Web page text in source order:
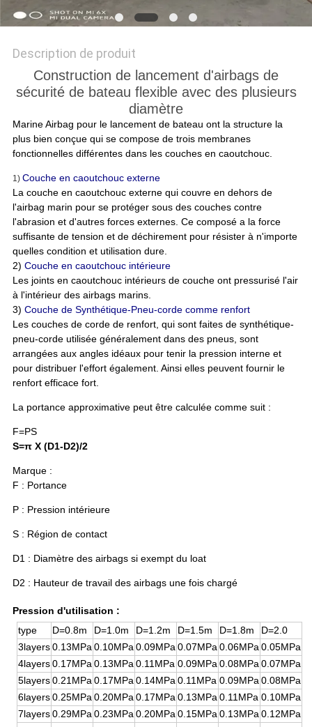
Description de produit
Construction de lancement d'airbags de
sécurité de bateau flexible avec des plusieurs
diamètre
Marine Airbag pour le lancement de bateau ont la structure la
plus bien conçue qui se compose de trois membranes
fonctionnelles différentes dans les couches en caoutchouc.
1) Couche en caoutchouc externe
La couche en caoutchouc externe qui couvre en dehors de
l'airbag marin pour se protéger sous des couches contre
l'abrasion et d'autres forces externes. Ce composé a la force
suffisante de tension et de déchirement pour résister à n'importe
quelles condition et utilisation dure.
2) Couche en caoutchouc intérieure
Les joints en caoutchouc intérieurs de couche ont pressurisé l'air
à l'intérieur des airbags marins.
3) Couche de Synthétique-Pneu-corde comme renfort
Les couches de corde de renfort, qui sont faites de synthétique-
pneu-corde utilisée généralement dans des pneus, sont
arrangées aux angles idéaux pour tenir la pression interne et
pour distribuer l'effort également. Ainsi elles peuvent fournir le
renfort efficace fort.
La portance approximative peut être calculée comme suit :
F=PS
S=π X (D1-D2)/2
Marque :
F : Portance
P : Pression intérieure
S : Région de contact
D1 : Diamètre des airbags si exempt du loat
D2 : Hauteur de travail des airbags une fois chargé
Pression d'utilisation :
type
D=0.8m D=1.0m D=1.2m D=1.5m D=1.8m
D=2.0
3layers0.13MPa0.10MPa0.09MPa0.07MPa0.06MPa0.05MPa
4layers0.17MPa0.13MPa0.11MPa 0.09MPa0.08MPa0.07MPa
5layers0.21MPa0.17MPa0.14MPa0.11MPa 0.09MPa0.08MPa
6layers0.25MPa0.20MPa0.17MPa0.13MPa0.11MPa 0.10MPa
7layers0.29MPa0.23MPa0.20MPa0.15MPa0.13MPa0.12MPa